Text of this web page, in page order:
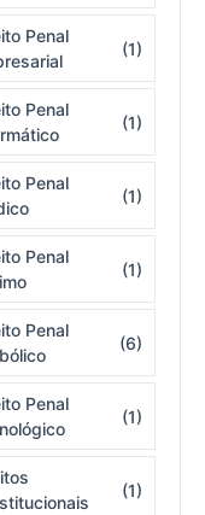
Penal
(1)
Penal
(1)
Penal
(1)
Penal
(1)
Penal
(6)
Penal
(1)
(1)